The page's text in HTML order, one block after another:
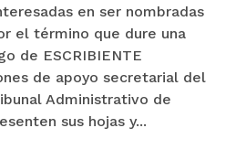
en ser nombradas
el término que dure una
de ESCRIBIENTE
de apoyo secretarial del
Administrativo de
sus hojas y...